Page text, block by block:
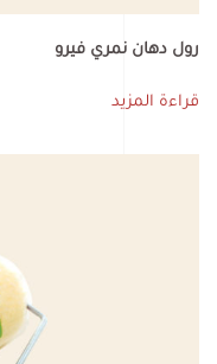
رول دهان نمري فيرو
قراءة المزيد